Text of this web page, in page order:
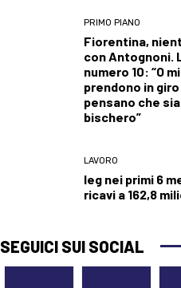
PRIMO PIANO
Fiorentina,
con Antognoni.
numero 10: “O mi
prendono in giro
pensano che sia
bischero”
LAVORO
Ieg nei primi 6
ricavi a 162,8
SEGUICI SUI SOCIAL